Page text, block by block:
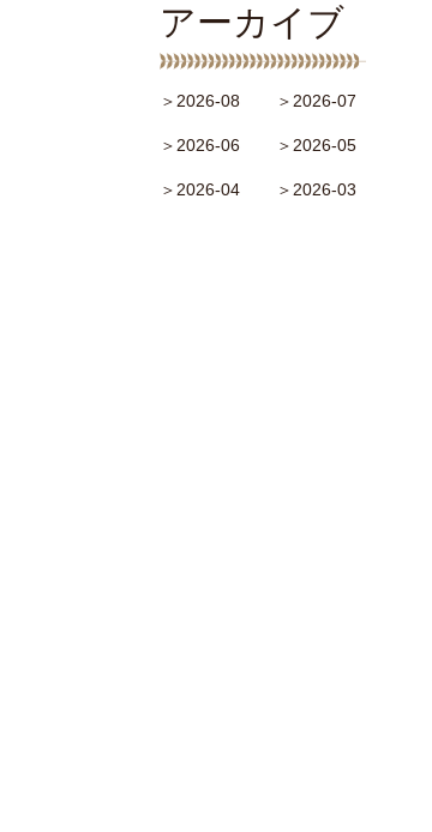
アーカイブ
＞2026-08 ＞2026-07
＞2026-06 ＞2026-05
＞2026-04 ＞2026-03